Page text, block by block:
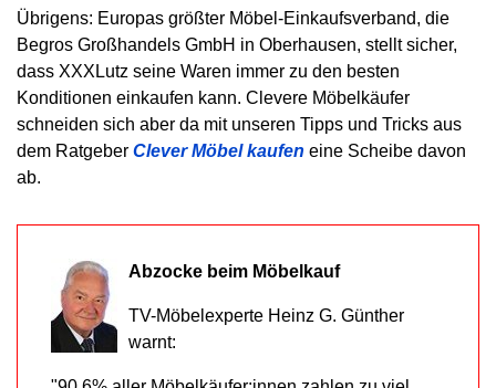
Übrigens: Europas größter Möbel-Einkaufsverband, die
Begros Großhandels GmbH in Oberhausen, stellt sicher,
dass XXXLutz seine Waren immer zu den besten
Konditionen einkaufen kann. Clevere Möbelkäufer
schneiden sich aber da mit unseren Tipps und Tricks aus
dem Ratgeber Clever Möbel kaufen eine Scheibe davon
ab.
Abzocke beim Möbelkauf
TV-Möbelexperte Heinz G. Günther
warnt: